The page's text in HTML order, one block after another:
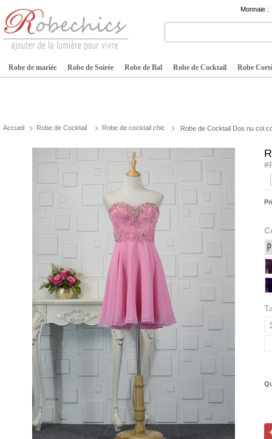
Monnaie :
Robe de mariée Robe de Soirée Robe de Bal Robe de Cocktail Robe
Accueil Robe de Cocktail Robe de cocktail chic Robe de Cocktail Dos nu col